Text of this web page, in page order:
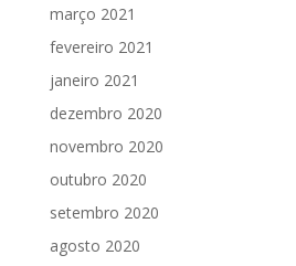
março 2021
fevereiro 2021
janeiro 2021
dezembro 2020
novembro 2020
outubro 2020
setembro 2020
agosto 2020